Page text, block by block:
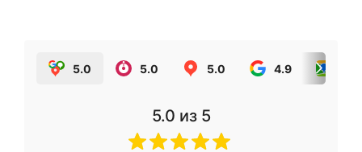
5.0 5.0 5.0 4.9
5.0 из 5